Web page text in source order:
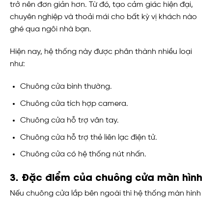
trở nên đơn giản hơn. Từ đó, tạo cảm giác hiện đại,
chuyên nghiệp và thoải mái cho bất kỳ vị khách nào
ghé qua ngôi nhà bạn.
Hiện nay, hệ thống này được phân thành nhiều loại
như:
Chuông cửa bình thường.
Chuông cửa tích hợp camera.
Chuông cửa hỗ trợ vân tay.
Chuông cửa hỗ trợ thẻ liên lạc điện tử.
Chuông cửa có hệ thống nút nhấn.
3. Đặc điểm của chuông cửa màn hình
Nếu chuông cửa lắp bên ngoài thì hệ thống màn hình